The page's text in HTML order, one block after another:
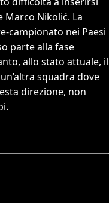
Nikolić. La
campionato nei Paesi
parte alla fase
allo stato attuale, il
squadra dove
direzione, non